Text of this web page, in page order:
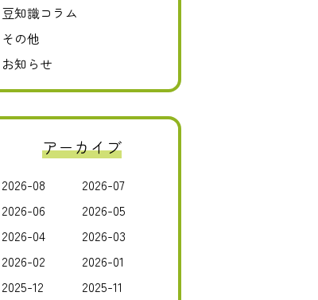
豆知識コラム
その他
お知らせ
アーカイブ
2026-08
2026-07
2026-06
2026-05
2026-04
2026-03
2026-02
2026-01
2025-12
2025-11